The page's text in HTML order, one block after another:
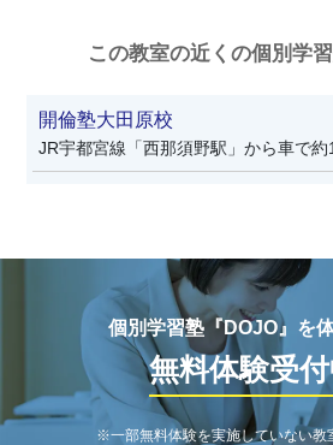
この教室の近くの個別学習
開倫塾大田原校
JR宇都宮線「西那須野駅」から車で約
個別学習塾『DOJO』を
無料体験受
※一部無料体験を実施していない教